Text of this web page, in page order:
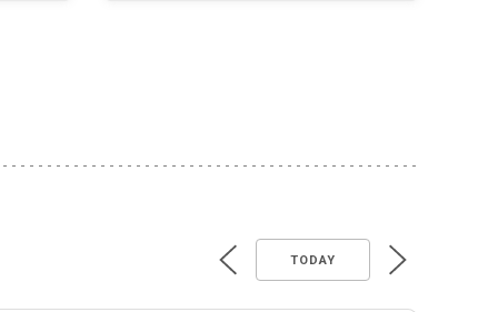
TODAY